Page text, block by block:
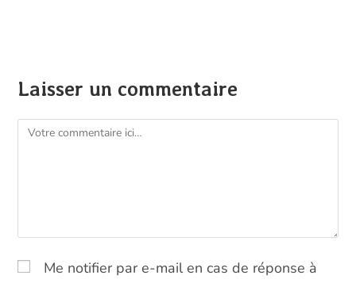
Laisser un commentaire
Comment
Me notifier par e-mail en cas de réponse à